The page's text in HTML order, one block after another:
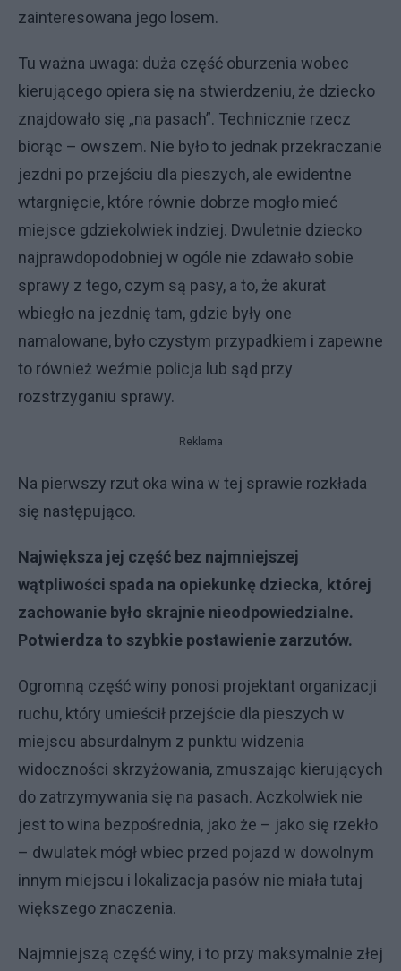
zainteresowana jego losem.
Tu ważna uwaga: duża część oburzenia wobec
kierującego opiera się na stwierdzeniu, że dziecko
znajdowało się „na pasach”. Technicznie rzecz
biorąc – owszem. Nie było to jednak przekraczanie
jezdni po przejściu dla pieszych, ale ewidentne
wtargnięcie, które równie dobrze mogło mieć
miejsce gdziekolwiek indziej. Dwuletnie dziecko
najprawdopodobniej w ogóle nie zdawało sobie
sprawy z tego, czym są pasy, a to, że akurat
wbiegło na jezdnię tam, gdzie były one
namalowane, było czystym przypadkiem i zapewne
to również weźmie policja lub sąd przy
rozstrzyganiu sprawy.
Reklama
Na pierwszy rzut oka wina w tej sprawie rozkłada
się następująco.
Największa jej część bez najmniejszej
wątpliwości spada na opiekunkę dziecka, której
zachowanie było skrajnie nieodpowiedzialne.
Potwierdza to szybkie postawienie zarzutów.
Ogromną część winy ponosi projektant organizacji
ruchu, który umieścił przejście dla pieszych w
miejscu absurdalnym z punktu widzenia
widoczności skrzyżowania, zmuszając kierujących
do zatrzymywania się na pasach. Aczkolwiek nie
jest to wina bezpośrednia, jako że – jako się rzekło
– dwulatek mógł wbiec przed pojazd w dowolnym
innym miejscu i lokalizacja pasów nie miała tutaj
większego znaczenia.
Najmniejszą część winy, i to przy maksymalnie złej